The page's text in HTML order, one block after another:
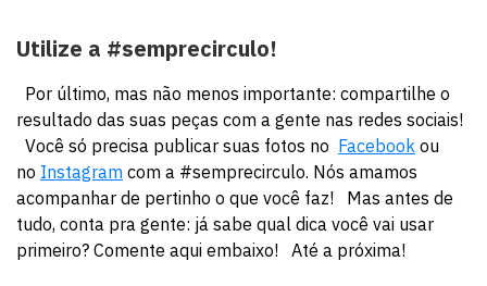
Utilize a #semprecirculo!
Por último, mas não menos importante: compartilhe o
resultado das suas peças com a gente nas redes sociais!
Você só precisa publicar suas fotos no Facebook ou
no Instagram com a #semprecirculo. Nós amamos
acompanhar de pertinho o que você faz! Mas antes de
tudo, conta pra gente: já sabe qual dica você vai usar
primeiro? Comente aqui embaixo! Até a próxima!